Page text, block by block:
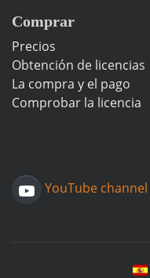
Comprar
Precios
Obtención de licencias
La compra y el pago
Comprobar la licencia
YouTube channel